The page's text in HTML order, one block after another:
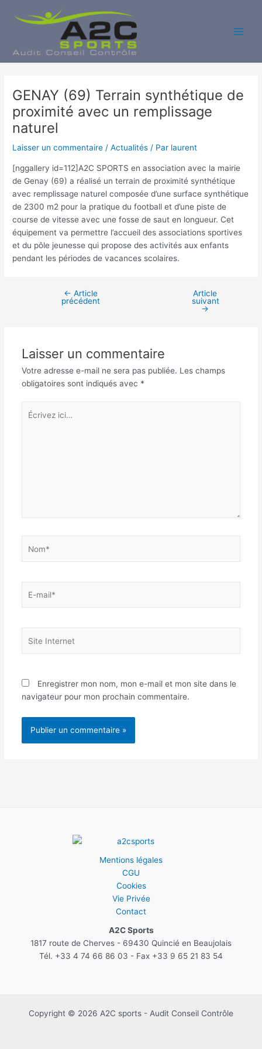
GENAY (69) Terrain synthétique de
proximité avec un remplissage
naturel
Laisser un commentaire /Actualités / Par laurent
[nggallery id=112]A2C SPORTS en association avec la mairie
de Genay (69) a réalisé un terrain de proximité synthétique
avec remplissage naturel composée d’une surface synthétique
de 2300 m2 pour la pratique du football et d’une piste de
course de vitesse avec une fosse de saut en longueur. Cet
équipement va permettre l’accueil des associations sportives
et du pôle jeunesse qui propose des activités aux enfants
pendant les périodes de vacances scolaires.
Navigation
← Article
précédent
Article
suivant
→
Laisser un commentaire
Votre adresse e-mail ne sera pas publiée. Les champs
obligatoires sont indiqués avec *
Écrivez
ici…
mail*
Internet
Enregistrer mon nom, mon e-mail et mon site dans le
navigateur pour mon prochain commentaire.
Mentions légales
CGU
Cookies
Vie Privée
Contact
A2C Sports
1817 route de Cherves - 69430 Quincié en Beaujolais
Tél. +33 4 74 66 86 03 - Fax +33 9 65 21 83 54
Copyright © 2026 A2C sports - Audit Conseil Contrôle